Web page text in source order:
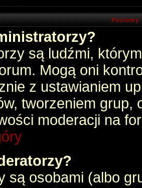
są ludźmi,
Mogą oni
z ustawianiem
tworzeniem grup,
moderacji na
są osobami (albo